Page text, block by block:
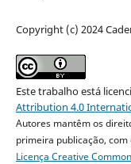
Copyright (c) 2024
Este trabalho está
Attribution 4.0
Autores mantêm os
primeira publicação,
Licença Creative